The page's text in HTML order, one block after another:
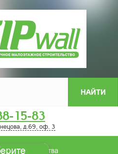
НАЙТИ
15-83
д.69, оф. 3
строительства